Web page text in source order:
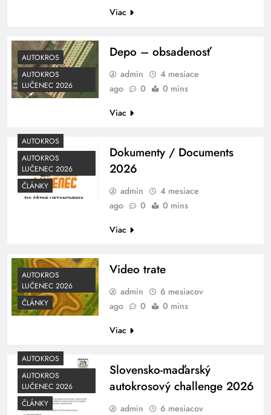
Viac
AUTOKROS
AUTOKROS
LUČENEC 2026
Depo – obsadenosť
admin
4 mesiace
ago
0
0 mins
Viac
AUTOKROS
AUTOKROS
LUČENEC 2026
ČLÁNKY
Dokumenty / Documents
2026
admin
4 mesiace
ago
0
0 mins
Viac
AUTOKROS
LUČENEC 2026
ČLÁNKY
Video trate
admin
6 mesiacov
ago
0
0 mins
Viac
AUTOKROS
AUTOKROS
LUČENEC 2026
ČLÁNKY
Slovensko-maďarský
autokrosový challenge 2026
admin
6 mesiacov